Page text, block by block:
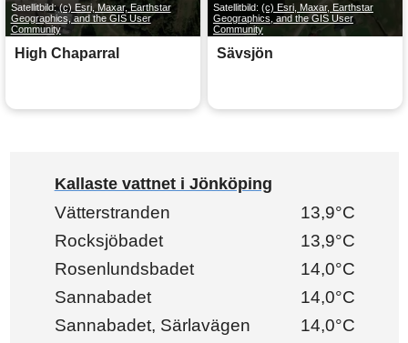
Satellitbild:(c) Esri, Maxar, Earthstar
Geographics, and the GIS User
Community
High Chaparral
Satellitbild: (c) Esri, Maxar, Earthstar
Geographics, and the GIS User
Community
Sävsjön
Kallaste vattnet i Jönköping
Vätterstranden
13,9°C
Rocksjöbadet
13,9°C
Rosenlundsbadet
14,0°C
Sannabadet
14,0°C
Sannabadet, Särlavägen
14,0°C